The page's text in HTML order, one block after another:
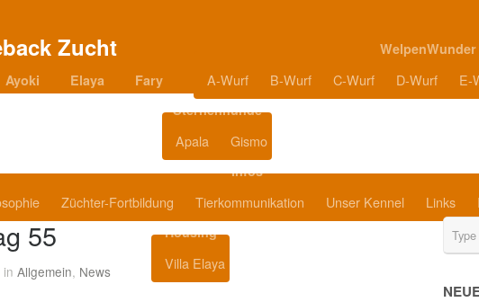
Ayoki Elaya Fary
WelpenWunder
A-Wurf B-Wurf C-Wurf D-Wurf E-
Sternenhunde
Apala Gismo
Infos
Züchter-Fortbildung Tierkommunikation Unser Kennel Links
Housing
Villa Elaya
55
Allgemein, News